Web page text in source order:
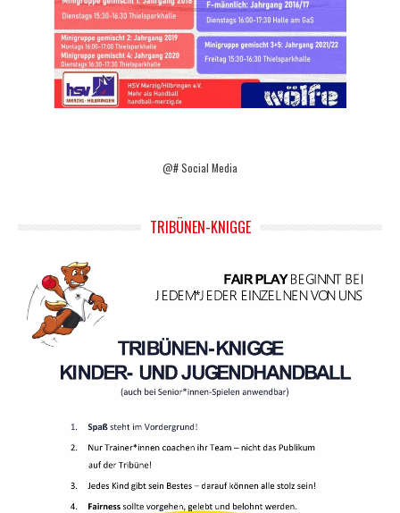
@# Social Media
TRIBÜNEN-KNIGGE